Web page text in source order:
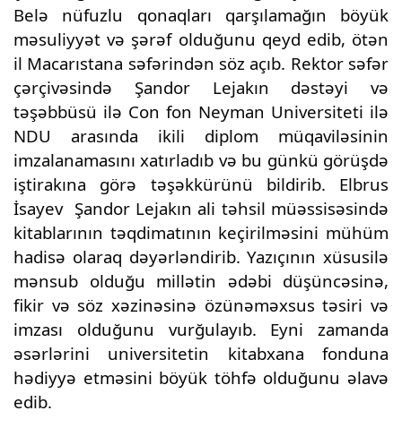
Belə nüfuzlu qonaqları qarşılamağın böyük
məsuliyyət və şərəf olduğunu qeyd edib, ötən
il Macarıstana səfərindən söz açıb. Rektor səfər
çərçivəsində Şandor Lejakın dəstəyi və
təşəbbüsü ilə Con fon Neyman Universiteti ilə
NDU arasında ikili diplom müqaviləsinin
imzalanamasını xatırladıb və bu günkü görüşdə
iştirakına görə təşəkkürünü bildirib. Elbrus
İsayev Şandor Lejakın ali təhsil müəssisəsində
kitablarının təqdimatının keçirilməsini mühüm
hadisə olaraq dəyərləndirib. Yazıçının xüsusilə
mənsub olduğu millətin ədəbi düşüncəsinə,
fikir və söz xəzinəsinə özünəməxsus təsiri və
imzası olduğunu vurğulayıb. Eyni zamanda
əsərlərini universitetin kitabxana fonduna
hədiyyə etməsini böyük töhfə olduğunu əlavə
edib.